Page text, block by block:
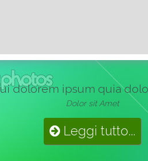
dolorem ipsum quia
Dolor sit Amet
Leggi tutto...